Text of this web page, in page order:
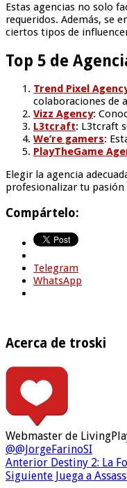
Estas agencias no solo
requeridos. Además, se
ciertos tipos de
Top 5 de
Trend Pixel
colaboraciones de
Vizz Agency:
L3tcraft: L3tcraft
We’re gamers:
PlayTheGame
Elegir la agencia
profesionalizar tu pasión
Compártelo:
Telegram
WhatsApp
Acerca de troski
Webmaster de
@@JorgeFarinoSI
Anterior Destiny 2: La
Siguiente Juega a